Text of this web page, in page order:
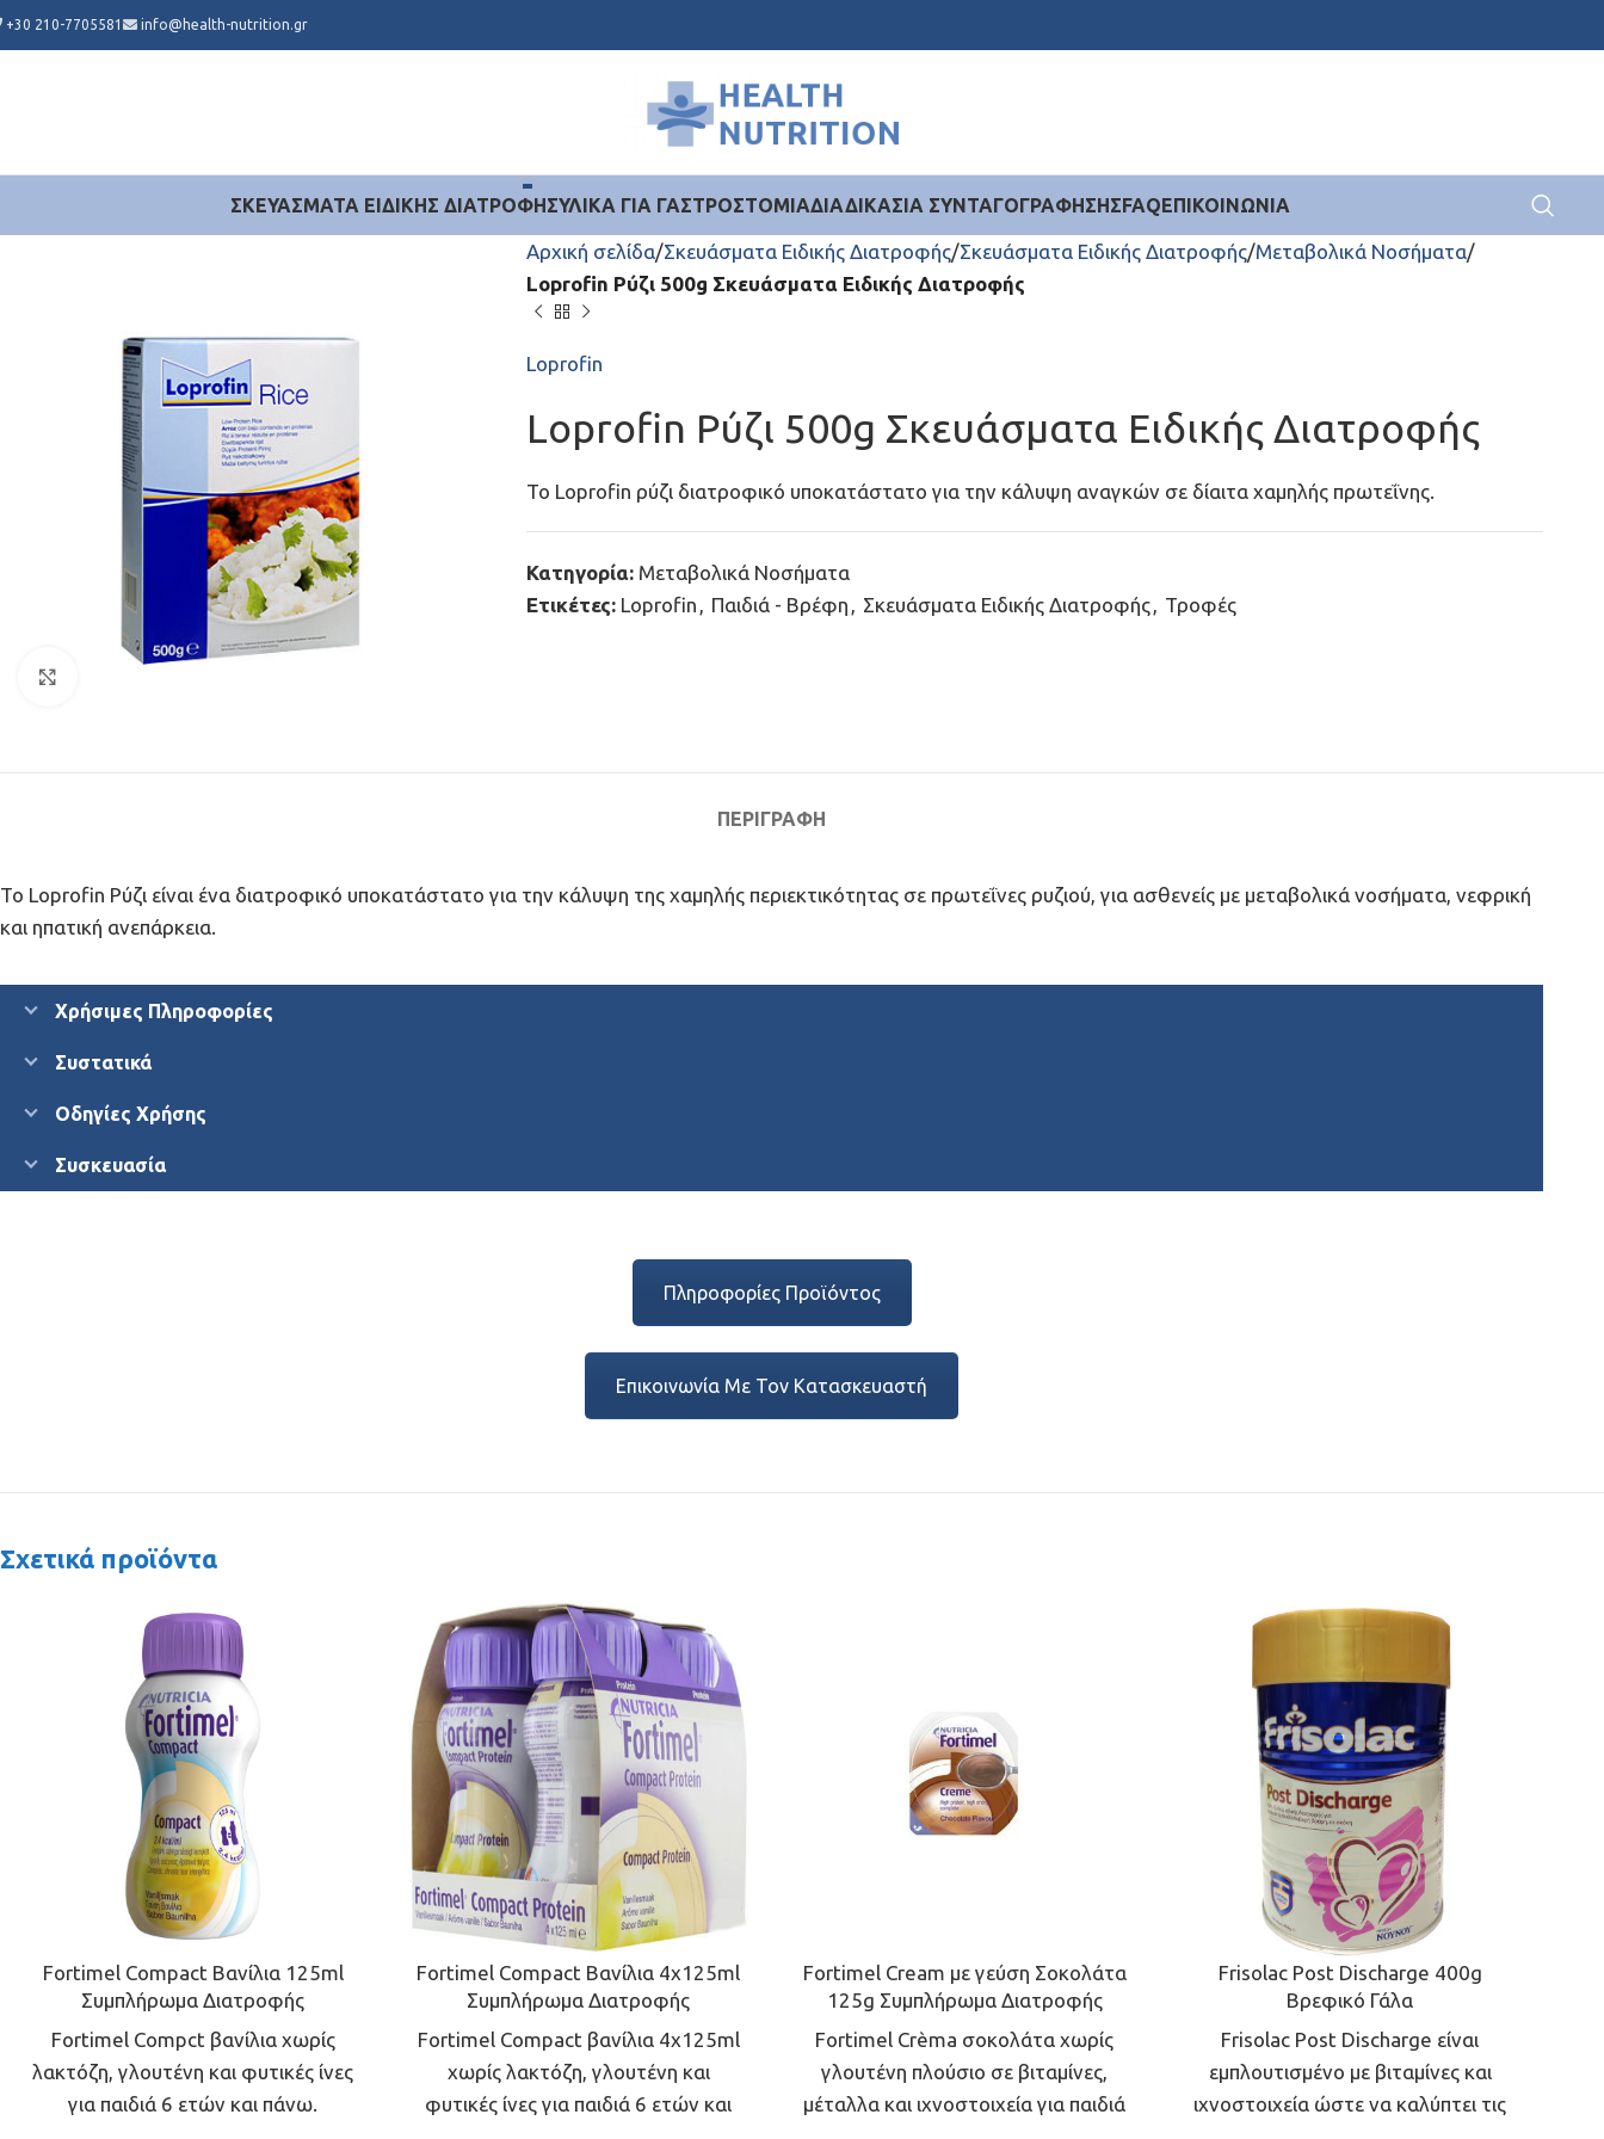
+30 210-7705581 info@health-nutrition.gr
ΣΚΕΥΆΣΜΑΤΑ ΕΙΔΙΚΉΣ ΔΙΑΤΡΟΦΉΣΥΛΙΚΆ ΓΙΑ ΓΑΣΤΡΟΣΤΟΜΊΑΔΙΑΔΙΚΑΣΊΑ ΣΥΝΤΑΓΟΓΡΆΦΗΣΗΣFAQΕΠΙΚΟΙΝΩΝΊΑ
Αρχική σελίδα Σκευάσματα Ειδικής Διατροφής Σκευάσματα Ειδικής Διατροφής Μεταβολικά Νοσήματα
Loprofin Ρύζι 500g Σκευάσματα Ειδικής Διατροφής
Loprofin
Loprofin Ρύζι 500g Σκευάσματα Ειδικής Διατροφής
Το Loprofin ρύζι διατροφικό υποκατάστατο για την κάλυψη αναγκών σε δίαιτα χαμηλής πρωτεΐνης.
Κατηγορία: Μεταβολικά Νοσήματα
Ετικέτες: Loprofin , Παιδιά - Βρέφη , Σκευάσματα Ειδικής Διατροφής, Τροφές
ΠΕΡΙΓΡΑΦΉ
Το Loprofin Ρύζι είναι ένα διατροφικό υποκατάστατο για την κάλυψη της χαμηλής περιεκτικότητας σε πρωτεΐνες ρυζιού, για ασθενείς με μεταβολικά νοσήματα, νεφρική
και ηπατική ανεπάρκεια.
Χρήσιμες Πληροφορίες
Συστατικά
Οδηγίες Χρήσης
Συσκευασία
Πληροφορίες Προϊόντος
Επικοινωνία Με Τον Κατασκευαστή
Σχετικά προϊόντα
Fortimel Compact Βανίλια 125ml
Συμπλήρωμα Διατροφής
Fortimel Compct βανίλια χωρίς
λακτόζη, γλουτένη και φυτικές ίνες
για παιδιά 6 ετών και πάνω.
Fortimel Compact Βανίλια 4x125ml
Συμπλήρωμα Διατροφής
Fortimel Compact βανίλια 4x125ml
χωρίς λακτόζη, γλουτένη και
φυτικές ίνες για παιδιά 6 ετών και
Fortimel Cream με γεύση Σοκολάτα
125g Συμπλήρωμα Διατροφής
Fortimel Crèma σοκολάτα χωρίς
γλουτένη πλούσιο σε βιταμίνες,
μέταλλα και ιχνοστοιχεία για παιδιά
Frisolac Post Discharge 400g
Βρεφικό Γάλα
Frisolac Post Discharge είναι
εμπλουτισμένο με βιταμίνες και
ιχνοστοιχεία ώστε να καλύπτει τις